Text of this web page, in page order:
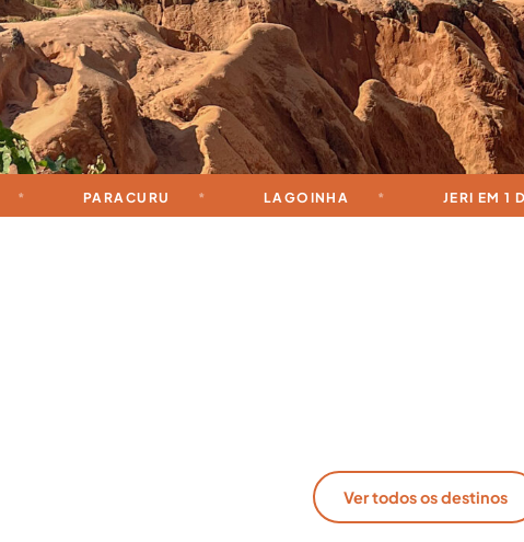
PARACURU LAGOINHA JERI EM 1 DIA
Ver todos os destinos